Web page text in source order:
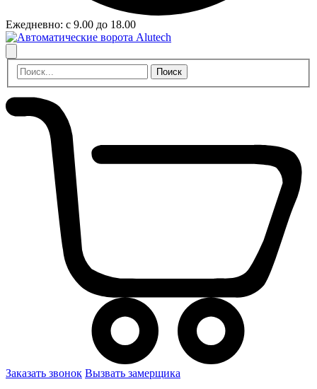
Ежедневно: с 9.00 до 18.00
Заказать звонок Вызвать замерщика